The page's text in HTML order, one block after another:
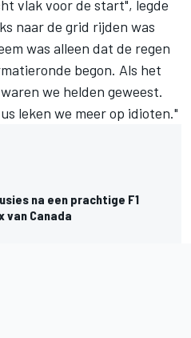
vlak voor de start", legde
naar de grid rijden was
was alleen dat de regen
begon. Als het
we helden geweest.
leken we meer op idioten."
na een prachtige F1
van Canada